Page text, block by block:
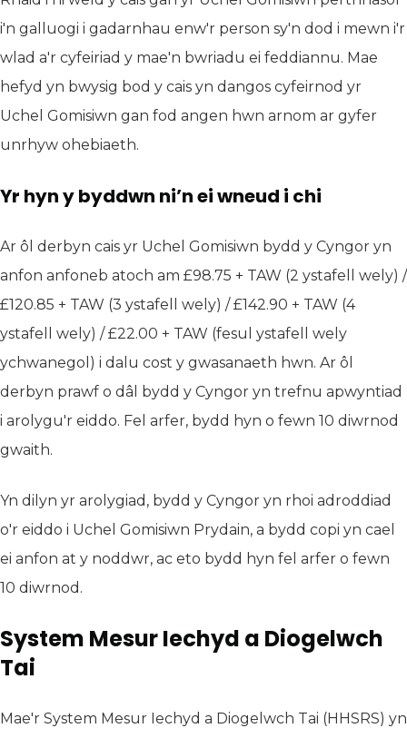
i'n galluogi i gadarnhau enw'r person sy'n dod i mewn i'r
wlad a'r cyfeiriad y mae'n bwriadu ei feddiannu. Mae
hefyd yn bwysig bod y cais yn dangos cyfeirnod yr
Uchel Gomisiwn gan fod angen hwn arnom ar gyfer
unrhyw ohebiaeth.
Yr hyn y byddwn ni’n ei wneud i chi
Ar ôl derbyn cais yr Uchel Gomisiwn bydd y Cyngor yn
anfon anfoneb atoch am £98.75 + TAW (2 ystafell wely) /
£120.85 + TAW (3 ystafell wely) / £142.90 + TAW (4
ystafell wely) / £22.00 + TAW (fesul ystafell wely
ychwanegol) i dalu cost y gwasanaeth hwn. Ar ôl
derbyn prawf o dâl bydd y Cyngor yn trefnu apwyntiad
i arolygu'r eiddo. Fel arfer, bydd hyn o fewn 10 diwrnod
gwaith.
Yn dilyn yr arolygiad, bydd y Cyngor yn rhoi adroddiad
o'r eiddo i Uchel Gomisiwn Prydain, a bydd copi yn cael
ei anfon at y noddwr, ac eto bydd hyn fel arfer o fewn
10 diwrnod.
System Mesur Iechyd a Diogelwch
Tai
Mae'r System Mesur Iechyd a Diogelwch Tai (HHSRS) yn